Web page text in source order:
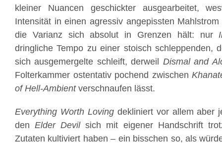
kleiner Nuancen geschickter ausgearbeitet,
Intensität in einen agressiv angepissten
die Varianz sich absolut in Grenzen hält: nur
dringliche Tempo zu einer stoisch schleppenden,
sich ausgemergelte schleift, derweil Dismal and
Folterkammer ostentativ pochend zwischen
of Hell-Ambientverschnaufen lässt.
Everything Worth Lovingdekliniert vor allem aber
denElder Devilsich mit eigener Handschrift
Zutaten kultiviert haben – ein bisschen so, als